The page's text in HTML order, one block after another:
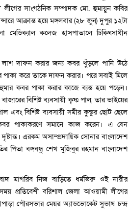
লীগের সাংগঠনিক সম্পাদক মো. হুমায়ুন কবির
আক্রান্ত হয়ে মঙ্গলবার (২৮ জুন) দুপুর ১২টা
মেডিক্যাল কলেজ হাসপাতালে চিকিৎসাধীন
লাশ দাফন করার জন্য কবর খুঁড়লে পানি উঠে
পাকা করে তাকে দাফন করার। পরে সবাই মিলে
কবর পাকা করার কাজে ব্যস্ত হয়ে পড়েন।
বিশিষ্ট ব্যবসায়ী কৃষ্ণ পাল, তার ভাইয়ের
এবং বিশিষ্ট ব্যবসায়ী সমীর কুন্ডুর ছোট ছেলে
পাকাকরণে সমানে কাজ করেন। এ যেন
এরকম অসাম্প্রদায়িক সোনার বাংলাদেশ
পিতা বঙ্গবন্ধু শেখ মুজিবুর রহমান বাংলাদেশ
মাগরিব নিজ বাড়িতে ধর্মভিরু ওই নারীর
প্রতিবেশী বরিশাল জেলা আওয়ামী লীগের
পৌরসভার মেয়র অ্যাডভোকেট সুভাষ চন্দ্র